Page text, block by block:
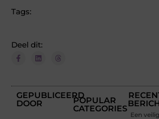
Tags:
Deel dit:
GEPUBLICEERD
DOOR
POPULAR
CATEGORIES
Een